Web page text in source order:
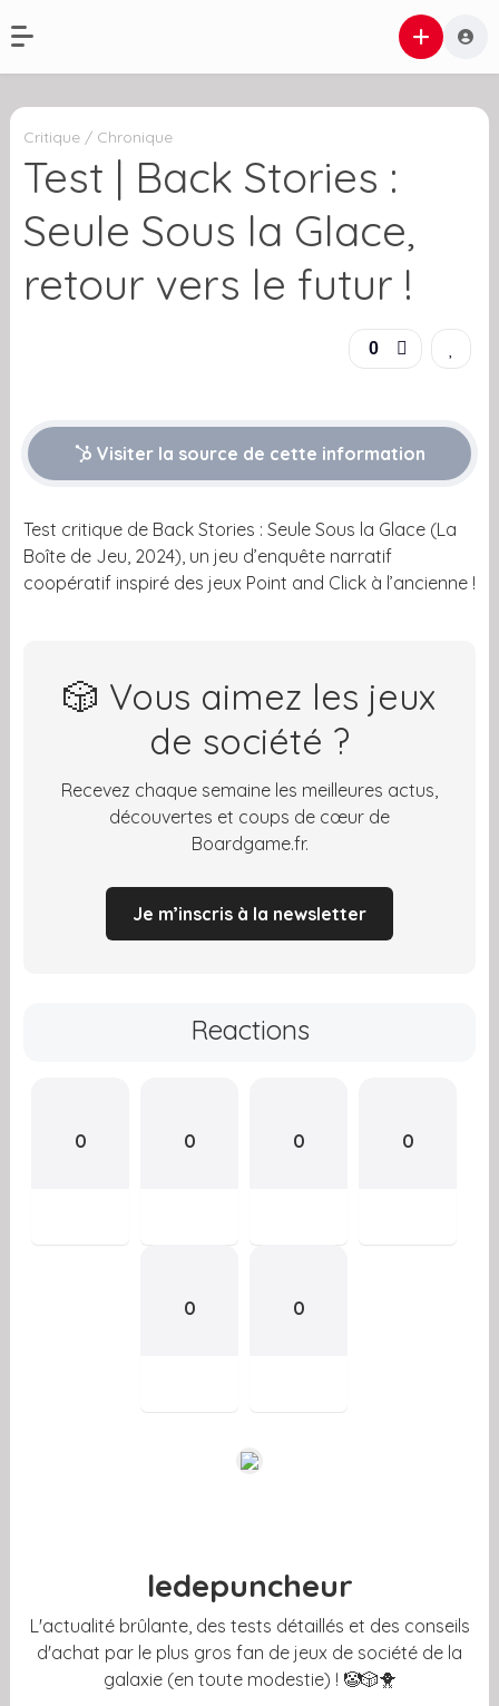
Critique / Chronique
Test | Back Stories :
Seule Sous la Glace,
retour vers le futur !
0
Visiter la source de cette information
Test critique de Back Stories : Seule Sous la Glace (La
Boîte de Jeu, 2024), un jeu d’enquête narratif
coopératif inspiré des jeux Point and Click à l’ancienne !
🎲 Vous aimez les jeux
de société ?
Recevez chaque semaine les meilleures actus,
découvertes et coups de cœur de
Boardgame.fr.
Je m’inscris à la newsletter
Reactions
0 0 0 0
0 0
ledepuncheur
L'actualité brûlante, des tests détaillés et des conseils
d'achat par le plus gros fan de jeux de société de la
galaxie (en toute modestie) ! 🤡🎲🐥